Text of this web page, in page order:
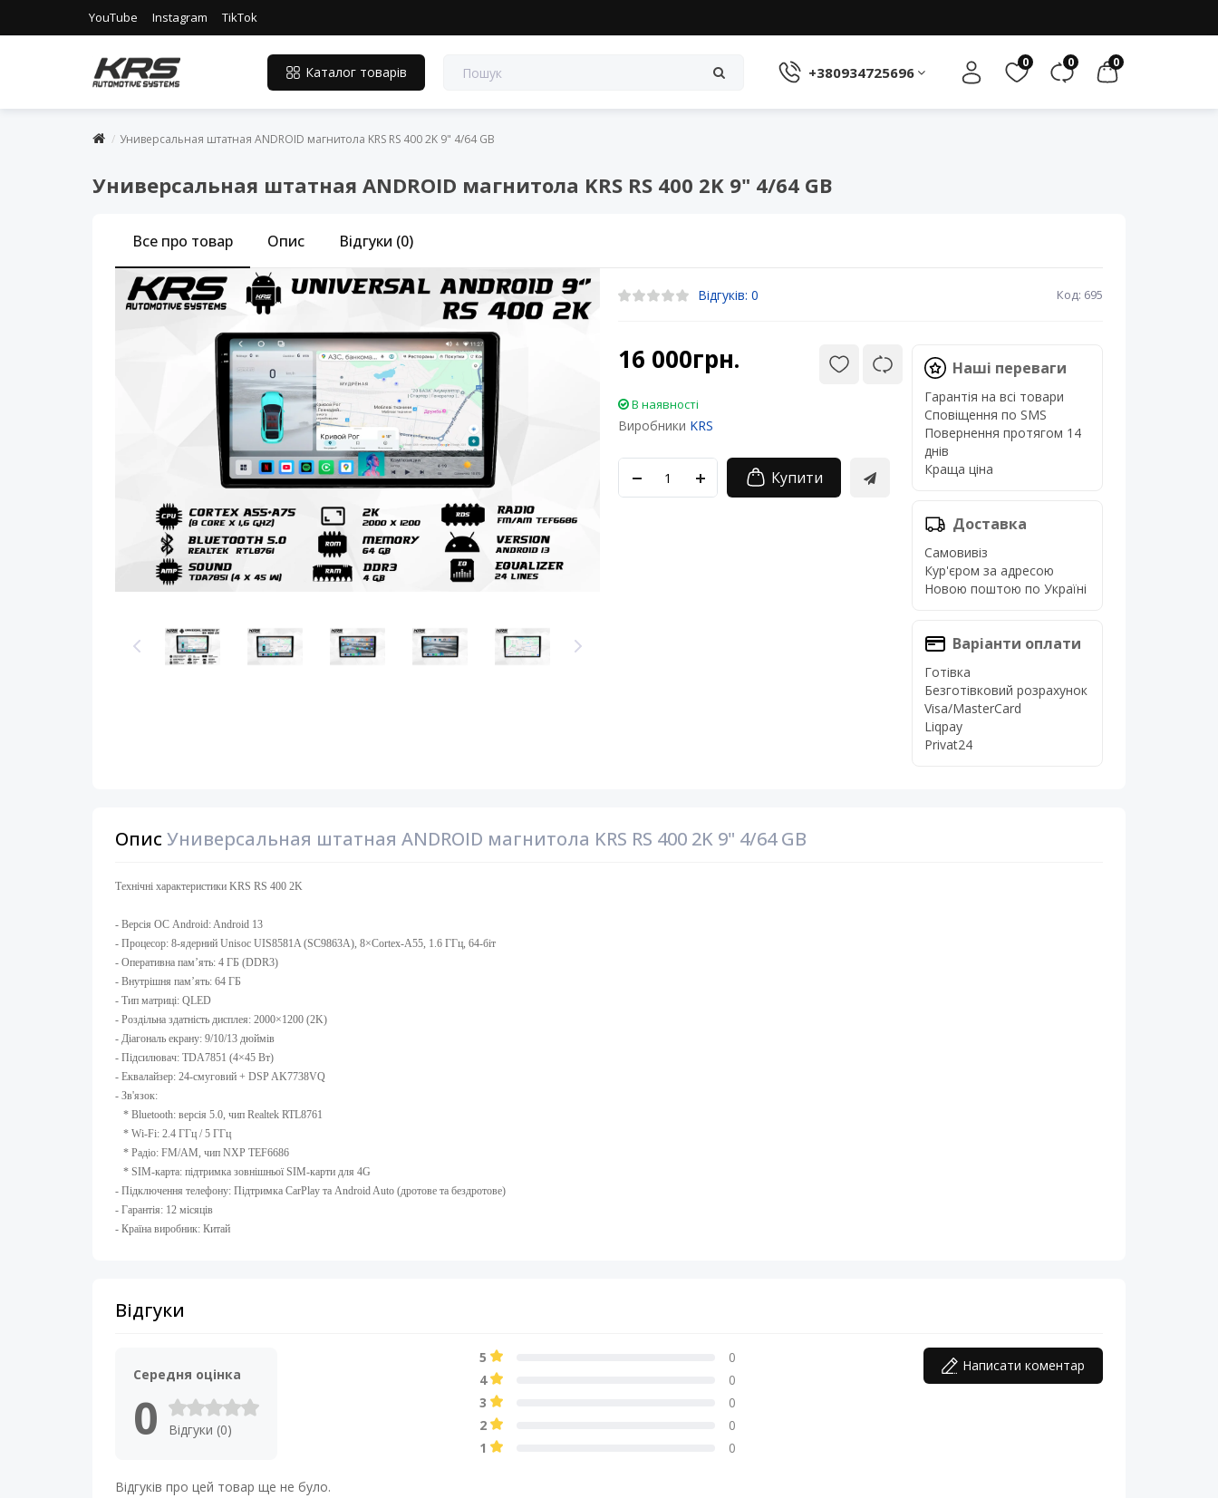
YouTube Instagram TikTok
Каталог товарів +380934725696
0 0 0
Универсальная штатная ANDROID магнитола KRS RS 400 2K 9" 4/64 GB
Универсальная штатная ANDROID магнитола KRS RS 400 2K 9" 4/64 GB
Все про товар Опис Відгуки (0)
Відгуків: 0 Код: 695
16 000грн.
В наявності
Виробники KRS
Купити
Наші переваги
Гарантія на всі товари
Сповіщення по SMS
Повернення протягом 14
днів
Краща ціна
Доставка
Самовивіз
Кур'єром за адресою
Новою поштою по Україні
Варіанти оплати
Готівка
Безготівковий розрахунок
Visa/MasterCard
Liqpay
Privat24
Опис Универсальная штатная ANDROID магнитола KRS RS 400 2K 9" 4/64 GB
Технічні характеристики KRS RS 400 2K
- Версія ОС Android: Android 13 ​
- Процесор: 8-ядерний Unisoc UIS8581A (SC9863A), 8×Cortex-A55, 1.6 ГГц, 64-біт​
- Оперативна памʼять: 4 ГБ (DDR3)
- Внутрішня памʼять: 64 ГБ ​
- Тип матриці: QLED ​
- Роздільна здатність дисплея: 2000×1200 (2K)
- Діагональ екрану: 9/10/13 дюймів ​
- Підсилювач: TDA7851 (4×45 Вт) ​
- Еквалайзер: 24-смуговий + DSP AK7738VQ
- Зв'язок:
* Bluetooth: версія 5.0, чип Realtek RTL8761
* Wi-Fi: 2.4 ГГц / 5 ГГц
* Радіо: FM/AM, чип NXP TEF6686
* SIM-карта: підтримка зовнішньої SIM-карти для 4G
- Підключення телефону: Підтримка CarPlay та Android Auto (дротове та бездротове)​
- Гарантія: 12 місяців
- Країна виробник: Китай
Відгуки
Середня оцінка
0 Відгуки (0)
5
0
4
0
3
0
2
0
1
0
Написати коментар
Відгуків про цей товар ще не було.